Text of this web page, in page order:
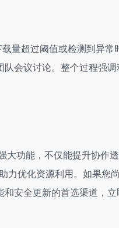
载量超过阈值或检测到异
队会议讨论。整个过程强
大功能，不仅能提升协作
力优化资源利用。如果您
安全更新的首选渠道，